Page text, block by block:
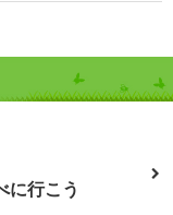
に行こう